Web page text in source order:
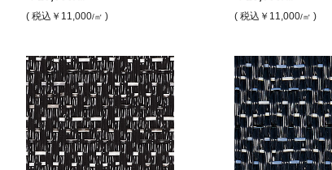
( 税込 ￥11,000/㎡ ) ( 税込 ￥11,000/㎡ )